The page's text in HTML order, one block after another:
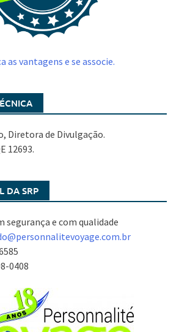
as vantagens e se associe.
Diretora de Divulgação.
12693.
DA SRP
segurança e com qualidade
personnalitevoyage.com.br
0408